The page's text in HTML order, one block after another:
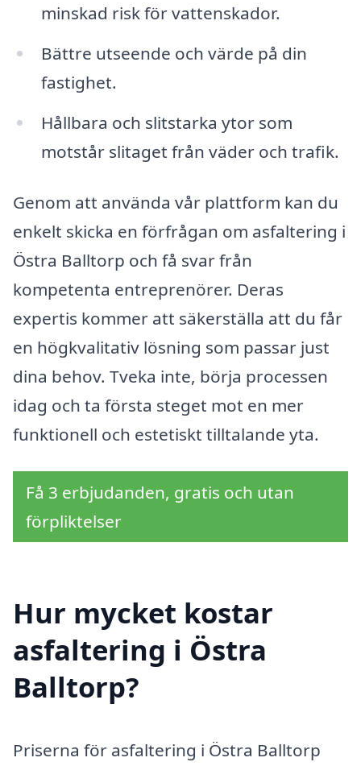
minskad risk för vattenskador.
Bättre utseende och värde på din
fastighet.
Hållbara och slitstarka ytor som
motstår slitaget från väder och trafik.
Genom att använda vår plattform kan du
enkelt skicka en förfrågan om asfaltering i
Östra Balltorp och få svar från
kompetenta entreprenörer. Deras
expertis kommer att säkerställa att du får
en högkvalitativ lösning som passar just
dina behov. Tveka inte, börja processen
idag och ta första steget mot en mer
funktionell och estetiskt tilltalande yta.
Få 3 erbjudanden, gratis och utan
förpliktelser
Hur mycket kostar
asfaltering i Östra
Balltorp?
Priserna för asfaltering i Östra Balltorp